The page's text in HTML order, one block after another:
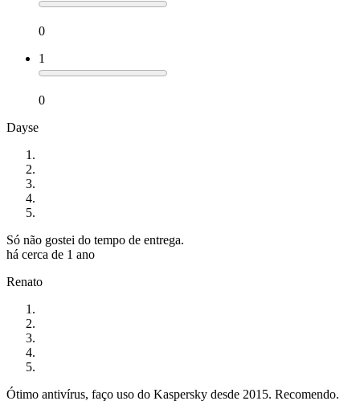
0
1
0
Dayse
Só não gostei do tempo de entrega.
há cerca de 1 ano
Renato
Ótimo antivírus, faço uso do Kaspersky desde 2015. Recomendo.